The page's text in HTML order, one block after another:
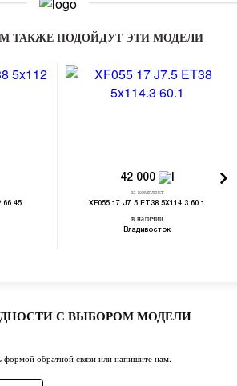
ТАКЖЕ ПОДОЙДУТ ЭТИ МОДЕЛИ
66.45
42 000
за комплект
XF055 17 J7.5 ET38 5X114.3 60.1
в наличии
Владивосток
С ВЫБОРОМ МОДЕЛИ
формой обратной связи или напишите нам.